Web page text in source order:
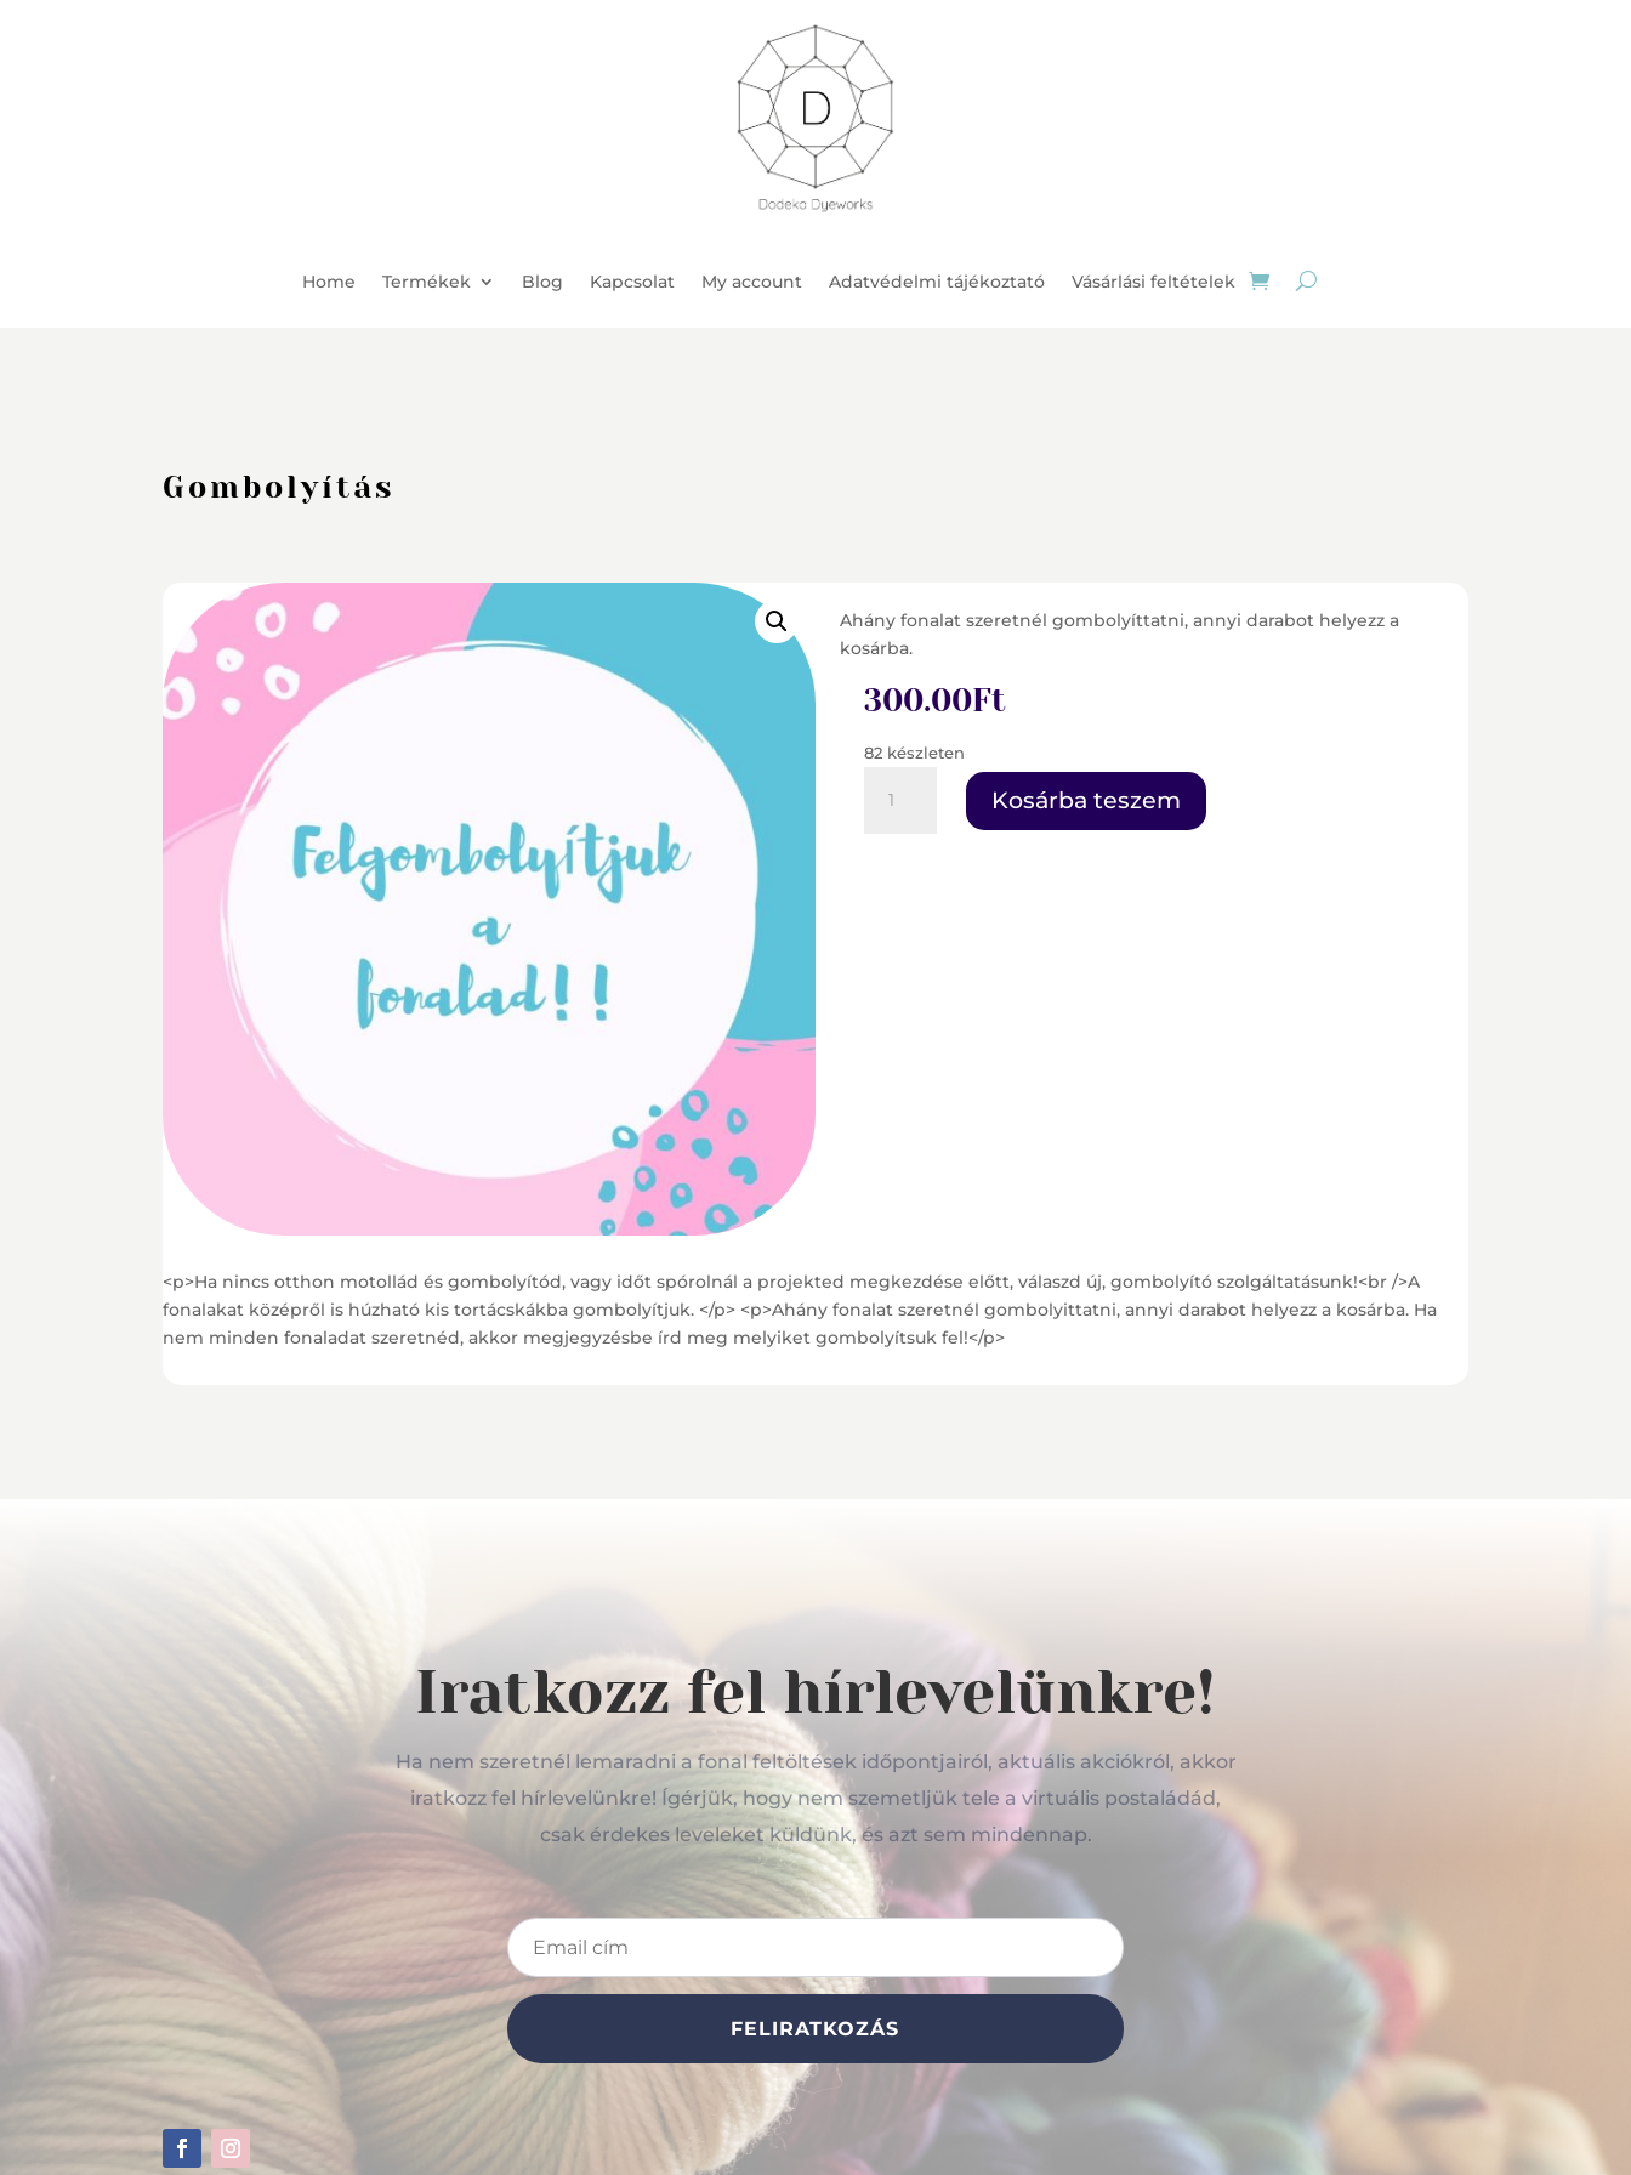
Home Termékek Blog Kapcsolat My account Adatvédelmi tájékoztató Vásárlási feltételek
Gombolyítás
Ahány fonalat szeretnél gombolyíttatni, annyi darabot helyezz a
kosárba.
300.00Ft
82 készleten
Gombolyítás
mennyiség
Kosárba teszem
<p>Ha nincs otthon motollád és gombolyítód, vagy időt spórolnál a projekted megkezdése előtt, válaszd új, gombolyító szolgáltatásunk!<br />A
fonalakat középről is húzható kis tortácskákba gombolyítjuk. </p> <p>Ahány fonalat szeretnél gombolyittatni, annyi darabot helyezz a kosárba. Ha
nem minden fonaladat szeretnéd, akkor megjegyzésbe írd meg melyiket gombolyítsuk fel!</p>
Iratkozz fel hírlevelünkre!
Ha nem szeretnél lemaradni a fonal feltöltések időpontjairól, aktuális akciókról, akkor
iratkozz fel hírlevelünkre! Ígérjük, hogy nem szemetljük tele a virtuális postaládád,
csak érdekes leveleket küldünk, és azt sem mindennap.
FELIRATKOZÁS